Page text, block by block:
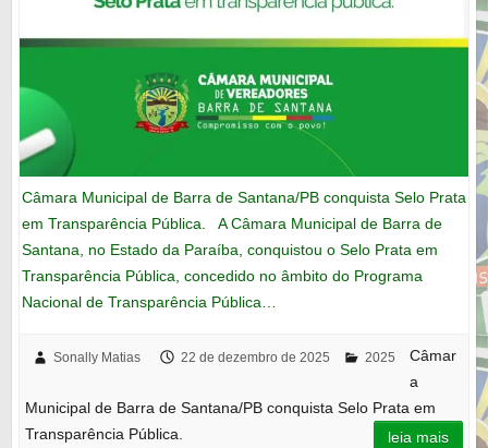
Câmara Municipal de Barra de Santana/PB conquista Selo Prata
em Transparência Pública. A Câmara Municipal de Barra de
Santana, no Estado da Paraíba, conquistou o Selo Prata em
Transparência Pública, concedido no âmbito do Programa
Nacional de Transparência Pública…
Sonally Matias 22 de dezembro de 2025 2025
Câmar
a
Municipal de Barra de Santana/PB conquista Selo Prata em
Transparência Pública.
leia mais